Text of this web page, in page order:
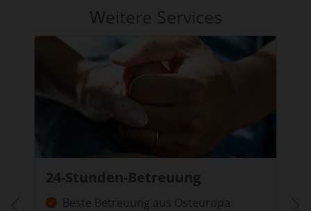
Weitere Services
24-Stunden-Betreuung
Beste Betreuung aus Osteuropa